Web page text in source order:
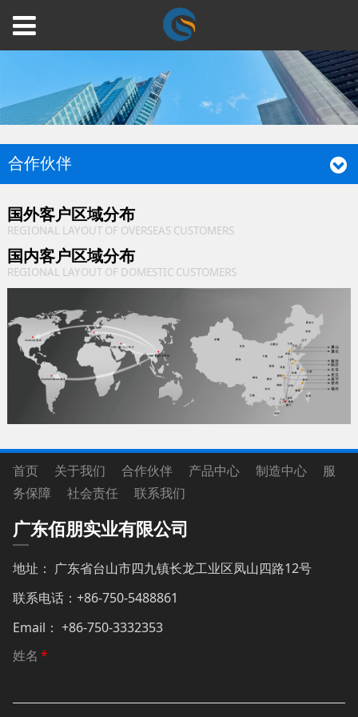
合作伙伴
国外客户区域分布
REGIONAL LAYOUT OF OVERSEAS CUSTOMERS
国内客户区域分布
REGIONAL LAYOUT OF DOMESTIC CUSTOMERS
首页 关于我们 合作伙伴 产品中心 制造中心 服
务保障 社会责任 联系我们
广东佰朋实业有限公司
地址： 广东省台山市四九镇长龙工业区凤山四路12号
联系电话：+86-750-5488861
Email： +86-750-3332353
姓名 *